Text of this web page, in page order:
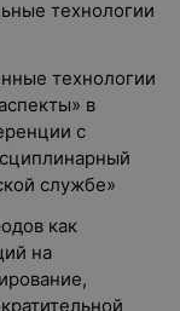
технологии
технологии
в
с
службе»
как
на